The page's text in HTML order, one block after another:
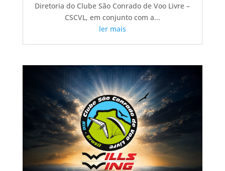
Diretoria do Clube São Conrado de Voo Livre –
CSCVL, em conjunto com a...
ler mais